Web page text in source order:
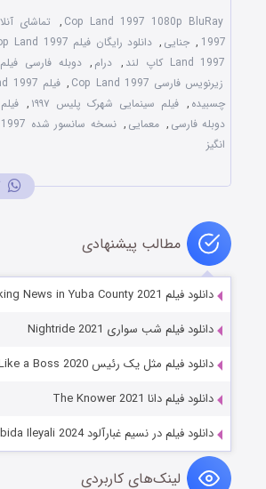
Cop Land 1997 1080p BluRay
,
1997
, جنایی , دانلود رایگان فیلم Cop Land 1997
Land 1997 کاپ لند
, درام , دوبله فارسی فیلم Cop Land 1997
زیرنویس فارسی Cop Land 1997
,
چسبیده , فیلم سینمایی شهرک پلیس ۱۹۹۷ ,
دوبله فارسی , معمایی , نسخه سانسور شده Cop Land 1997
انگیز
مطالب پیشنهادی
دانلود فیلم Breaking News in Yuba County 2021
دانلود فیلم شب سواری Nightride 2021
دانلود فیلم مثل یک رئیس Like a Boss 2020
دانلود فیلم دانا The Knower 2021
دانلود فیلم در نسیم غبارآلود Ibbani Tabbida Ileyali 2024
لینک‌های کاربردی